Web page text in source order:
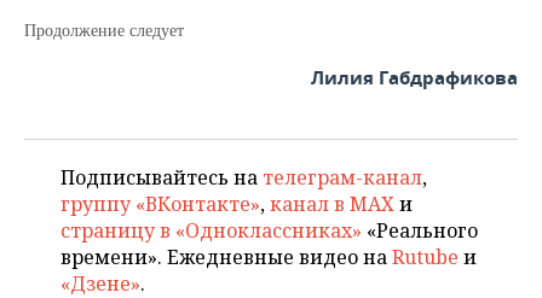
Продолжение следует
Лилия Габдрафикова
Подписывайтесь на телеграм-канал,
группу «ВКонтакте»,канал в MAXи
страницу в «Одноклассниках» «Реального
времени». Ежедневные видео наRutube и
«Дзене».